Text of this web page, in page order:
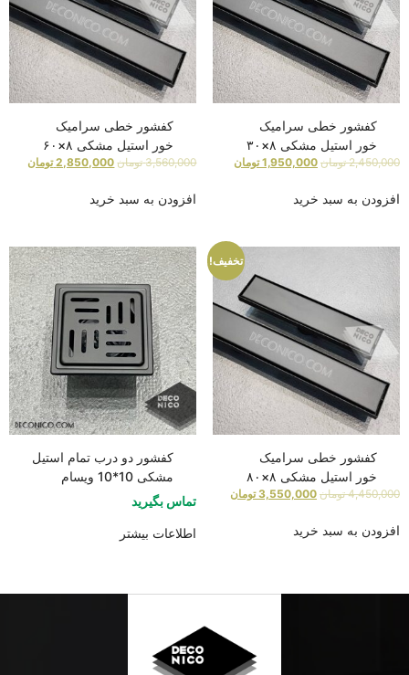
کفشور خطی سرامیک
خور استیل مشکی ۸×۳۰
2,450,000 تومان 1,950,000 تومان
افزودن به سبد خرید
کفشور خطی سرامیک
خور استیل مشکی ۸×۶۰
3,560,000 تومان 2,850,000 تومان
افزودن به سبد خرید
تخفیف!
کفشور خطی سرامیک
خور استیل مشکی ۸×۸۰
4,450,000 تومان 3,550,000 تومان
افزودن به سبد خرید
کفشور دو درب تمام استیل
مشکی 10*10 ویسام
تماس بگیرید
اطلاعات بیشتر